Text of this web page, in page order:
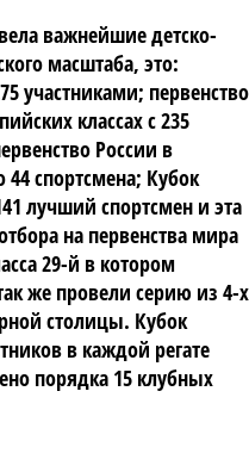
важнейшие детско-
масштаба, это:
участниками; первенство
классах с 235
России в
44 спортсмена; Кубок
лучший спортсмен и эта
на первенства мира
29-й в котором
же провели серию из 4-х
столицы. Кубок
в каждой регате
порядка 15 клубных